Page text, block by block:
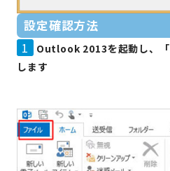
設定確認方法
1
Outlook 2013を起動し、
します